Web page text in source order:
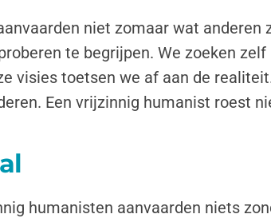
niet zomaar wat
te begrijpen. We zoeken
visies toetsen we af aan de
Een vrijzinnig humanist roest
humanisten aanvaarden niets